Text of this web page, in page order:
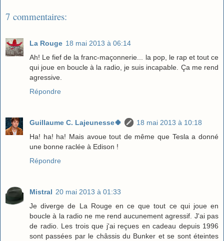
7 commentaires:
La Rouge 18 mai 2013 à 06:14
Ah! Le fief de la franc-maçonnerie... la pop, le rap et tout ce
qui joue en boucle à la radio, je suis incapable. Ça me rend
agressive.
Répondre
Guillaume C. Lajeunesse🍀
18 mai 2013 à 10:18
Ha! ha! ha! Mais avoue tout de même que Tesla a donné
une bonne raclée à Edison !
Répondre
Mistral 20 mai 2013 à 01:33
Je diverge de La Rouge en ce que tout ce qui joue en
boucle à la radio ne me rend aucunement agressif. J'ai pas
de radio. Les trois que j'ai reçues en cadeau depuis 1996
sont passées par le châssis du Bunker et se sont éteintes